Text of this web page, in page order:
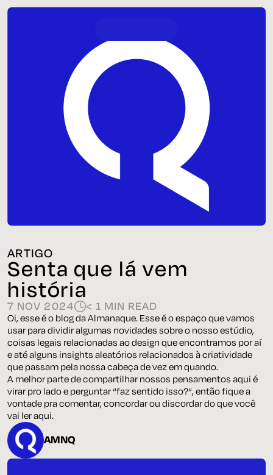
ARTIGO
Senta que lá vem
história
7 NOV 2024 < 1 MIN READ
Oi, esse é o blog da Almanaque. Esse é o espaço que vamos
usar para dividir algumas novidades sobre o nosso estúdio,
coisas legais relacionadas ao design que encontramos por aí
e até alguns insights aleatórios relacionados à criatividade
que passam pela nossa cabeça de vez em quando.
A melhor parte de compartilhar nossos pensamentos aqui é
virar pro lado e perguntar “faz sentido isso?“, então fique a
vontade pra comentar, concordar ou discordar do que você
vai ler aqui.
AMNQ